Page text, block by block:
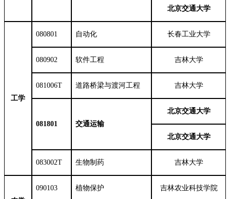
北京交通大学
工学
080801 自动化 长春工业大学
080902 软件工程 吉林大学
081006T 道路桥梁与渡河工程 吉林大学
081801 交通运输
北京交通大学
北京交通大学
083002T 生物制药 吉林大学
090103 植物保护 吉林农业科技学院